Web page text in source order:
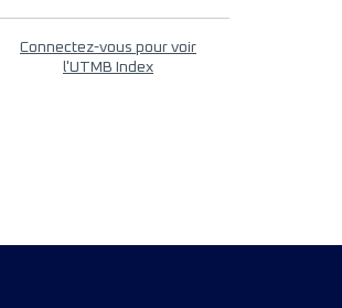
Connectez-vous pour voir
l'UTMB Index